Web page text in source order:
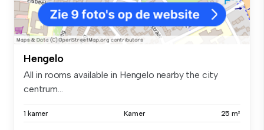
Hengelo
All in rooms available in Hengelo nearby the city
centrum...
1 kamer Kamer 25 m²